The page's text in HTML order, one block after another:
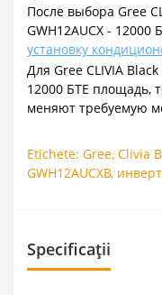
После выбора Gree
GWH12AUCX -
установку
Для Gree CLIVIA
12000 БТЕ площадь,
меняют требуемую
Etichete: Gree, Clivia
GWH12AUCXB,
Specificații